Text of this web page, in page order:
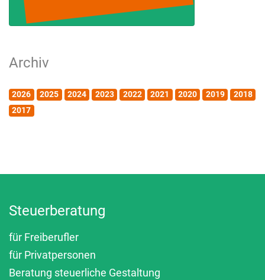
Archiv
2026 2025 2024 2023 2022 2021 2020 2019
2018
2017
Steuerberatung
für Freiberufler
für Privatpersonen
Beratung steuerliche Gestaltung